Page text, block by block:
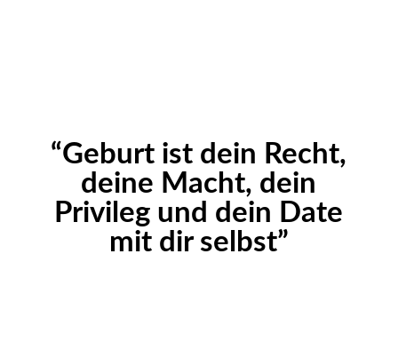
“Geburt ist dein Recht,
deine Macht, dein
Privileg und dein Date
mit dir selbst”